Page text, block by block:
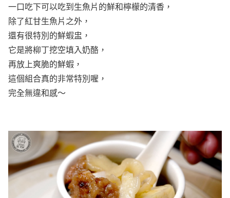
一口吃下可以吃到生魚片的鮮和檸檬的清香，
除了紅甘生魚片之外，
還有很特別的鮮蝦盅，
它是將柳丁挖空填入奶酪，
再放上爽脆的鮮蝦，
這個組合真的非常特別喔，
完全無違和感～